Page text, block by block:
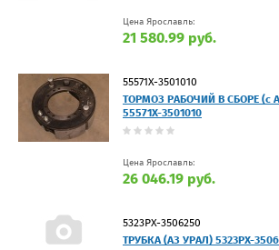
Цена Ярославль:
21 580.99 руб.
55571Х-3501010
ТОРМОЗ РАБОЧИЙ В СБОРЕ (с
55571Х-3501010
Цена Ярославль:
26 046.19 руб.
5323РХ-3506250
ТРУБКА (АЗ УРАЛ) 5323РХ-